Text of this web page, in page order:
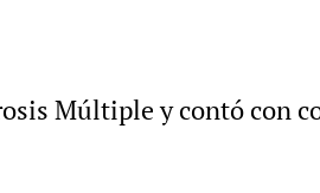
Múltiple y contó con